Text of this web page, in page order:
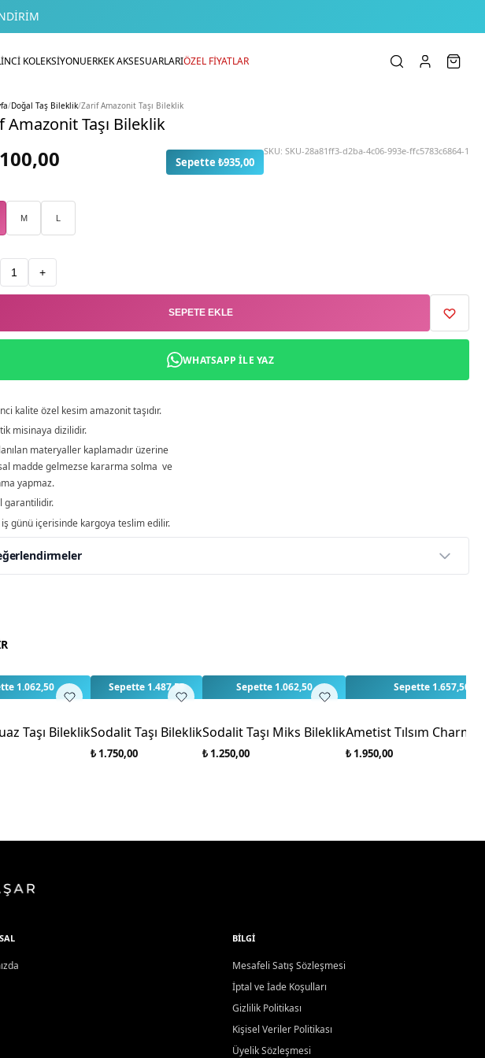
İNCİ KOLEKSİYONUERKEK AKSESUARLARIÖZEL FİYATLAR
/Doğal Taş Bileklik/Zarif Amazonit Taşı Bileklik
Amazonit Taşı Bileklik
Sepette ₺935,00
SKU: SKU-28a81ff3-d2ba-4c06-993e-ffc5783c6864-1
M L
+
SEPETE EKLE
WHATSAPP ILE YAZ
kalite özel kesim amazonit taşıdır.
misinaya dizilidir.
materyaller kaplamadır üzerine
madde gelmezse kararma solma ve
yapmaz.
garantilidir.
iş günü içerisinde kargoya teslim edilir.
Bu ürün için henüz değerlendirme yapılmamış. İlk yorumu siz yapın!
1.062,50
Taşı Bileklik
Sepette 1.487,50
Sodalit Taşı Bileklik
₺ 1.750,00
Sepette 1.062,50
Sodalit Taşı Miks Bileklik
₺ 1.250,00
Sepette 1.657,50
Ametist Tılsım Charm
₺ 1.950,00
BILGI
Mesafeli Satış Sözleşmesi
İptal ve İade Koşulları
Gizlilik Politikası
Kişisel Veriler Politikası
Üyelik Sözleşmesi